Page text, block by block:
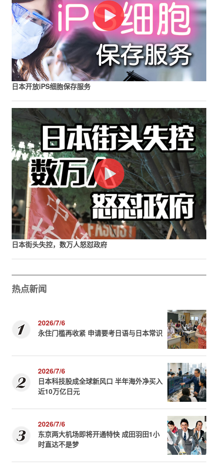
日本开放iPS细胞保存服务
日本街头失控，数万人怒怼政府
热点新闻
2026/7/6
永住门槛再收紧 申请要考日语与日本常识
2026/7/6
日本科技股成全球新风口 半年海外净买入
近10万亿日元
2026/7/6
东京两大机场即将开通特快 成田羽田1小
时直达不是梦